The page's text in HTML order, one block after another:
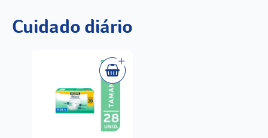
cuidado diário